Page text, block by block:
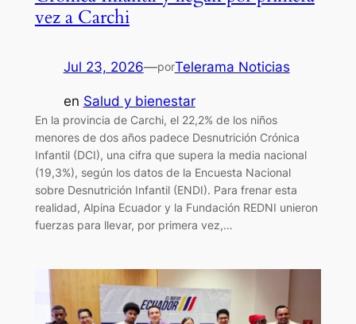
vez a Carchi
Jul 23, 2026—porTelerama Noticias
en Salud y bienestar
En la provincia de Carchi, el 22,2% de los niños
menores de dos años padece Desnutrición Crónica
Infantil (DCI), una cifra que supera la media nacional
(19,3%), según los datos de la Encuesta Nacional
sobre Desnutrición Infantil (ENDI). Para frenar esta
realidad, Alpina Ecuador y la Fundación REDNI unieron
fuerzas para llevar, por primera vez,…